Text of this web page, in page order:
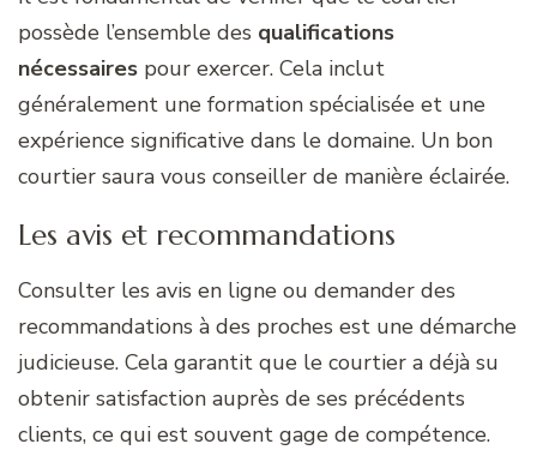
possède l’ensemble des qualifications
nécessaires pour exercer. Cela inclut
généralement une formation spécialisée et une
expérience significative dans le domaine. Un bon
courtier saura vous conseiller de manière éclairée.
Les avis et recommandations
Consulter les avis en ligne ou demander des
recommandations à des proches est une démarche
judicieuse. Cela garantit que le courtier a déjà su
obtenir satisfaction auprès de ses précédents
clients, ce qui est souvent gage de compétence.